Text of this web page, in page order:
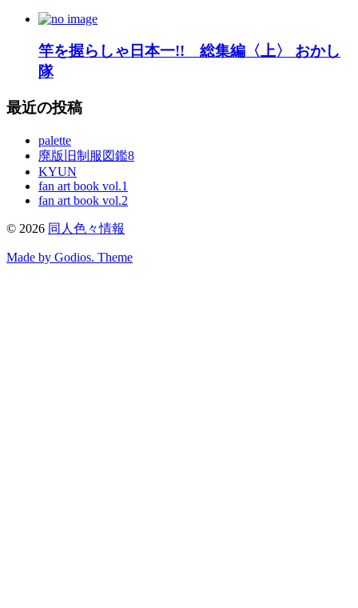
竿を握らしゃ日本一!! 総集編〈上〉 おかし
隊
最近の投稿
palette
廃版旧制服図鑑8
KYUN
fan art book vol.1
fan art book vol.2
© 2026 同人色々情報
Made by Godios. Theme